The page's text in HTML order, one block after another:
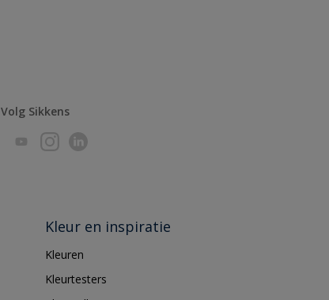
Volg Sikkens
Kleur en inspiratie
Kleuren
Kleurtesters